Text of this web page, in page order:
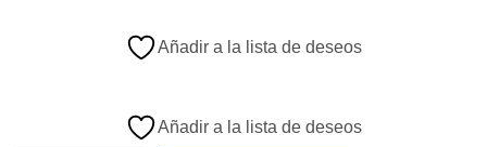
Añadir a la lista de deseos
Añadir a la lista de deseos